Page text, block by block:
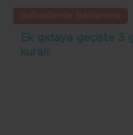
Ek gıdaya geçişte 3
kuralı;